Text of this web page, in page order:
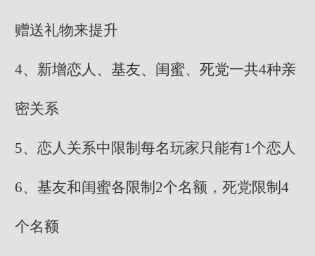
赠送礼物来提升
4、新增恋人、基友、闺蜜、死党一共4种亲
密关系
5、恋人关系中限制每名玩家只能有1个恋人
6、基友和闺蜜各限制2个名额，死党限制4
个名额